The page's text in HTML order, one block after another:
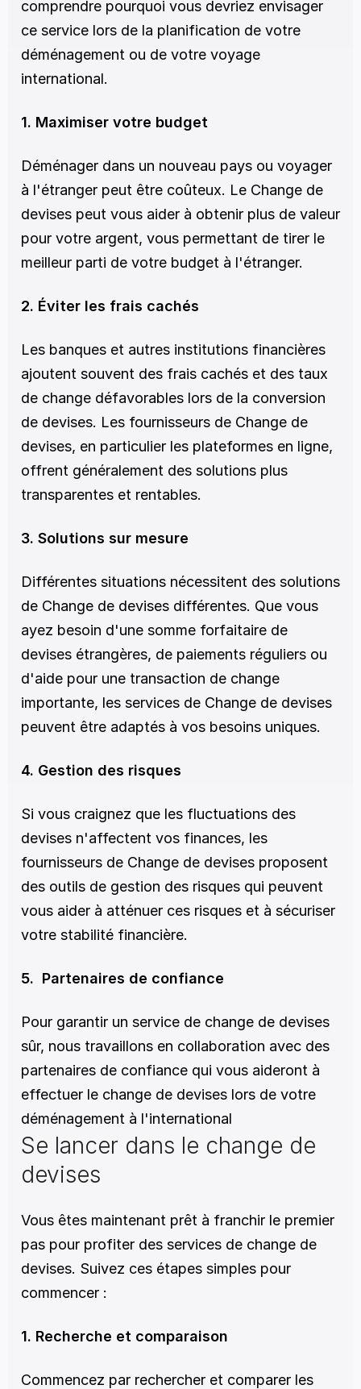
comprendre pourquoi vous devriez envisager
ce service lors de la planification de votre
déménagement ou de votre voyage
international.
1. Maximiser votre budget
Déménager dans un nouveau pays ou voyager
à l'étranger peut être coûteux. Le Change de
devises peut vous aider à obtenir plus de valeur
pour votre argent, vous permettant de tirer le
meilleur parti de votre budget à l'étranger.
2. Éviter les frais cachés
Les banques et autres institutions financières
ajoutent souvent des frais cachés et des taux
de change défavorables lors de la conversion
de devises. Les fournisseurs de Change de
devises, en particulier les plateformes en ligne,
offrent généralement des solutions plus
transparentes et rentables.
3. Solutions sur mesure
Différentes situations nécessitent des solutions
de Change de devises différentes. Que vous
ayez besoin d'une somme forfaitaire de
devises étrangères, de paiements réguliers ou
d'aide pour une transaction de change
importante, les services de Change de devises
peuvent être adaptés à vos besoins uniques.
4. Gestion des risques
Si vous craignez que les fluctuations des
devises n'affectent vos finances, les
fournisseurs de Change de devises proposent
des outils de gestion des risques qui peuvent
vous aider à atténuer ces risques et à sécuriser
votre stabilité financière.
5.  Partenaires de confiance
Pour garantir un service de change de devises
sûr, nous travaillons en collaboration avec des
partenaires de confiance qui vous aideront à
effectuer le change de devises lors de votre
déménagement à l'international
Se lancer dans le change de
devises
Vous êtes maintenant prêt à franchir le premier
pas pour profiter des services de change de
devises. Suivez ces étapes simples pour
commencer :
1. Recherche et comparaison
Commencez par rechercher et comparer les